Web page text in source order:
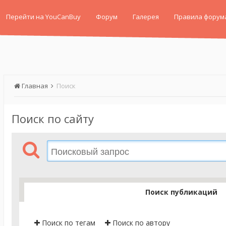
Перейти на YouCanBuy Форум Галерея Правила
Главная Поиск
Поиск по сайту
Поиск публикаций
Поиск по тегам Поиск по автору